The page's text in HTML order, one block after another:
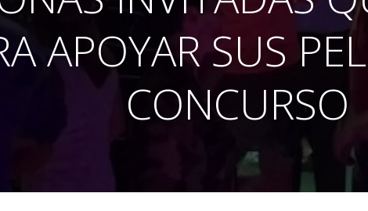
APOYAR SUS
CONCURSO